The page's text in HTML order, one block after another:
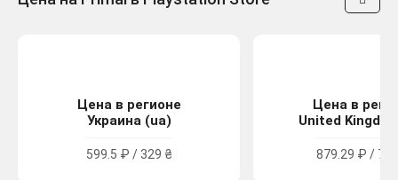
Цена в регионе
Украина (ua)
599.5 ₽ / 329 ₴
Цена в
United
879.29 ₽ /